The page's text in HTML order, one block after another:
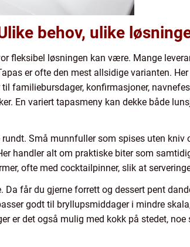
behov, ulike
fleksibel løsningen kan være. Mange
er ofte den mest allsidige varianten.
familiebursdager, konfirmasjoner,
En variert tapasmeny kan dekke både
Små munnfuller som spises uten kniv
handler alt om praktiske biter som
ofte med cocktailpinner, slik at
får du gjerne forrett og dessert pent
godt til bryllupsmiddager i mindre
er det også mulig med kokk på stedet,